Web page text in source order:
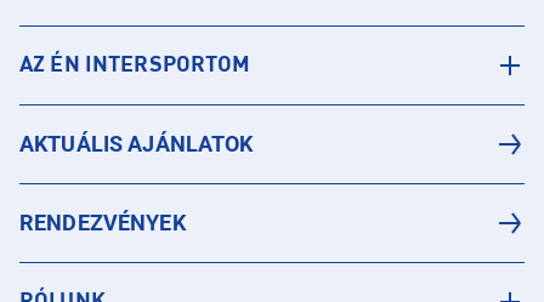
AZ ÉN INTERSPORTOM
AKTUÁLIS AJÁNLATOK
RENDEZVÉNYEK